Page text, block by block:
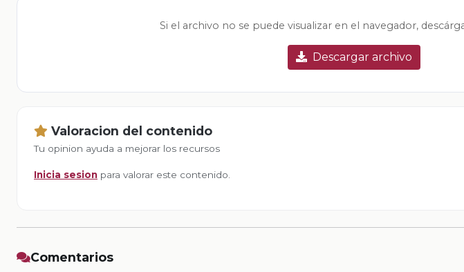
Si el archivo no se puede visualizar en el navegador,
Descargar archivo
Valoracion del contenido
Tu opinion ayuda a mejorar los recursos
Inicia sesion para valorar este contenido.
Comentarios